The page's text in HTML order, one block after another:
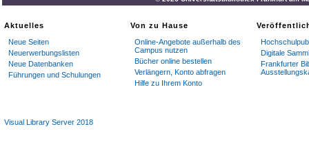
Aktuelles
Neue Seiten
Neuerwerbungslisten
Neue Datenbanken
Führungen und Schulungen
Von zu Hause
Online-Angebote außerhalb des
Campus nutzen
Bücher online bestellen
Verlängern, Konto abfragen
Hilfe zu Ihrem Konto
Digitale
Frankfurter
Visual Library Server 2018